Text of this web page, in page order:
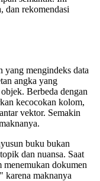
dan rekomendasi
yang mengindeks data
angka yang
Berbeda dengan
kecocokan kolom,
vektor. Semakin
buku bukan
dan nuansa. Saat
dokumen
karena maknanya